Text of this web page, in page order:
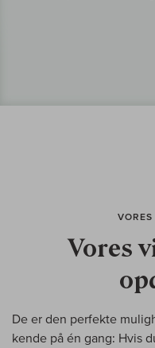
Vores
De er den perfekte
kende på én gang: Hvis